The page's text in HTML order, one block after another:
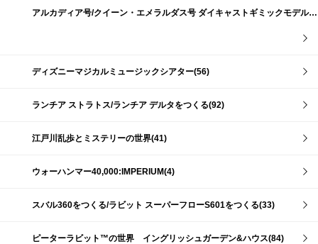
アルカディア号/クイーン・エメラルダス号 ダイキャストギミックモデルをつくる(159)
ディズニーマジカルミュージックシアター(56)
ランチア ストラトス/ランチア デルタをつくる(92)
江戸川乱歩とミステリーの世界(41)
ウォーハンマー40,000:IMPERIUM(4)
スバル360をつくる/ラビット スーパーフローS601をつくる(33)
ピーターラビット™の世界 イングリッシュガーデン&ハウス(84)